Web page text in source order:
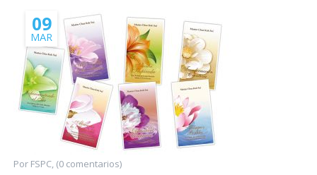
Por FSPC, (0 comentarios)
09
MAR